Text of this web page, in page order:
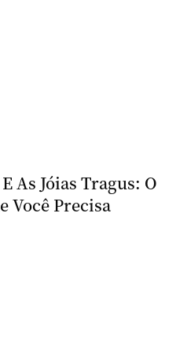
As Jóias Tragus: O
Você Precisa